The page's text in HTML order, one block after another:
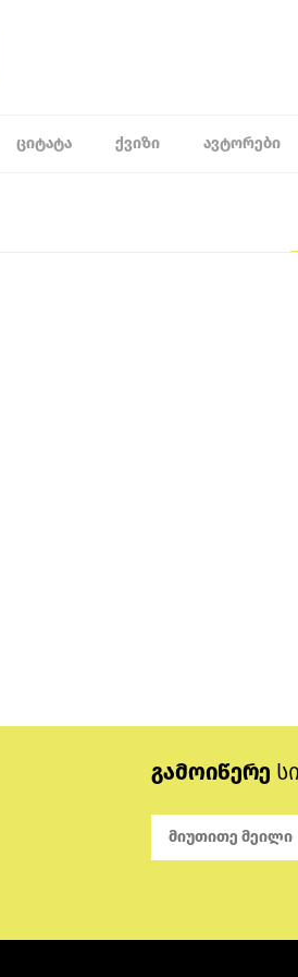
ᲪᲘᲢᲐᲢᲐ ᲥᲕᲘᲖᲘ ᲐᲕᲢᲝᲠᲔᲑᲘ
გამოიწერე